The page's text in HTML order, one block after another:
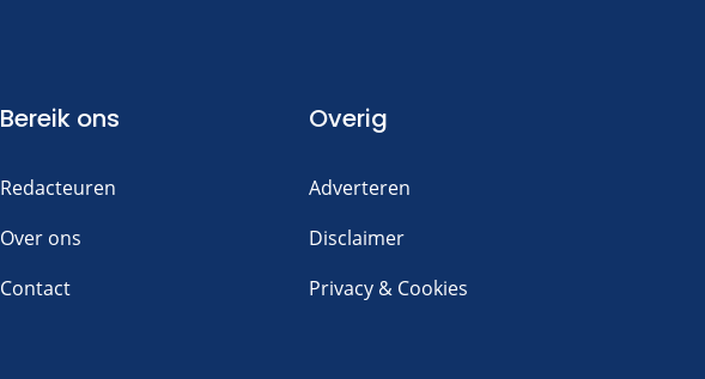
Bereik ons
Redacteuren
Over ons
Contact
Overig
Adverteren
Disclaimer
Privacy & Cookies